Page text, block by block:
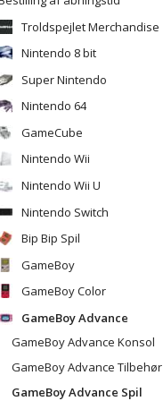
Troldspejlet Merchandise
Nintendo 8 bit
Super Nintendo
Nintendo 64
GameCube
Nintendo Wii
Nintendo Wii U
Nintendo Switch
Bip Bip Spil
GameBoy
GameBoy Color
GameBoy Advance
GameBoy Advance Konsol
GameBoy Advance Tilbehør
GameBoy Advance Spil